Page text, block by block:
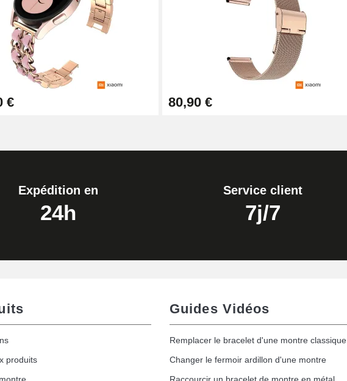
1,50 mm - 8 à 25 mm
€ 80,90 €
Expédition en
24h
Service client
7j/7
produits
Guides Vidéos
Remplacer le bracelet d'une montre classique
Changer le fermoir ardillon d'une montre